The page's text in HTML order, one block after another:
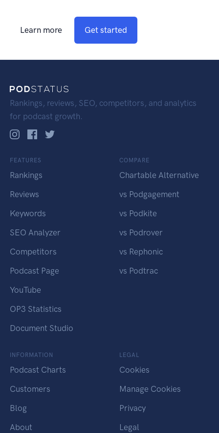
Learn more Get started
Rankings, reviews, SEO, competitors, and analytics
for podcast growth.
FEATURES
Rankings
Reviews
Keywords
SEO Analyzer
Competitors
Podcast Page
YouTube
OP3 Statistics
Document Studio
COMPARE
Chartable Alternative
vs Podgagement
vs Podkite
vs Podrover
vs Rephonic
vs Podtrac
INFORMATION
Podcast Charts
Customers
Blog
About
LEGAL
Cookies
Manage Cookies
Privacy
Legal